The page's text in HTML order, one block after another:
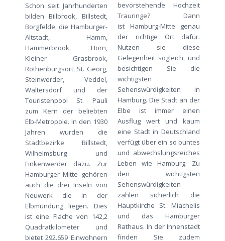
Schon seit Jahrhunderten
bilden Billbrook, Billstedt,
Borgfelde, die Hamburger-
Altstadt, Hamm,
Hammerbrook, Horn,
Kleiner Grasbrook,
Rothenburgsort, St. Georg,
Steinwerder, Veddel,
Waltersdorf und der
Touristenpool St. Pauli
zum Kern der beliebten
Elb-Metropole. In den 1930
Jahren wurden die
Stadtbezirke Billstedt,
Wilhelmsburg und
Finkenwerder dazu. Zur
Hamburger Mitte gehören
auch die drei Inseln von
Neuwerk die in der
Elbmündung liegen. Dies
ist eine Fläche von 142,2
Quadratkilometer und
bietet 292.659 Einwohnern
bevorstehende Hochzeit
Trauringe? Dann
ist Hamburg-Mitte genau
der richtige Ort dafür.
Nutzen sie diese
Gelegenheit sogleich, und
besichtigen Sie die
wichtigsten
Sehenswürdigkeiten in
Hamburg. Die Stadt an der
Elbe ist immer einen
Ausflug wert und kaum
eine Stadt in Deutschland
verfügt über ein so buntes
und abwechslungsreiches
Leben wie Hamburg. Zu
den wichtigsten
Sehenswürdigkeiten
zählen sicherlich die
Hauptkirche St. Miachelis
und das Hamburger
Rathaus. In der Innenstadt
finden Sie zudem